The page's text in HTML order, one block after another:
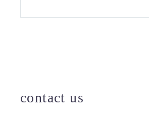
contact us